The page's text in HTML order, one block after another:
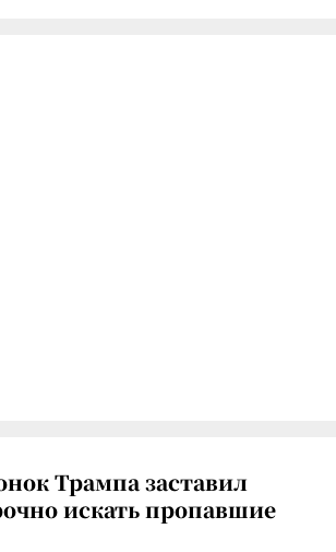
Трампа заставил
искать пропавшие